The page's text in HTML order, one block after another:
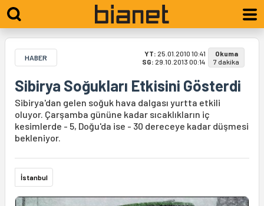
HABER YT: 25.01.2010 10:41
SG: 29.10.2013 00:14
Okuma
7 dakika
Sibirya Soğukları Etkisini Gösterdi
Sibirya'dan gelen soğuk hava dalgası yurtta etkili
oluyor. Çarşamba gününe kadar sıcaklıkların iç
kesimlerde - 5, Doğu'da ise - 30 dereceye kadar düşmesi
bekleniyor.
İstanbul